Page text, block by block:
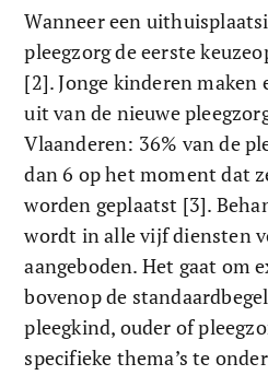
Wanneer een
pleegzorg de eerste
[2]. Jonge kinderen maken
uit van de nieuwe
Vlaanderen: 36% van de
dan 6 op het moment dat
worden geplaatst [3].
wordt in alle vijf diensten
aangeboden. Het gaat om
bovenop de
pleegkind, ouder of
specifieke thema’s te